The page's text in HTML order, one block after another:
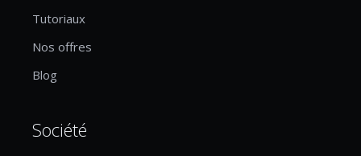
Tutoriaux
Nos offres
Blog
Société